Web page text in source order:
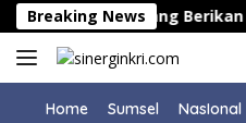
Langsung
ke
konten
Breaking News
Pemkab Karawang Berikan
Home Sumsel NasIonal